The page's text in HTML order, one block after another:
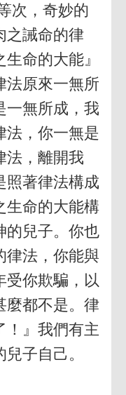
次，奇妙的
之誡命的律
命的大能』
法原來一無所
一無所成，我
法，你一無是
法，離開我
照著律法構成
生命的大能構
的兒子。你也
律法，你能與
受你欺騙，以
麼都不是。律
！』我們有主
子自己。